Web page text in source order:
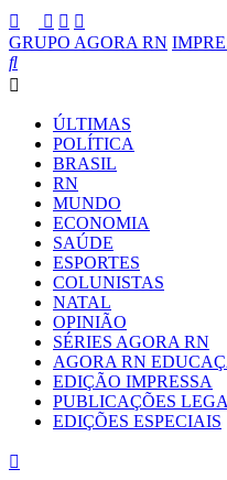
GRUPO AGORA RN
ÚLTIMAS
POLÍTICA
BRASIL
RN
MUNDO
ECONOMIA
SAÚDE
ESPORTES
COLUNISTAS
NATAL
OPINIÃO
SÉRIES AGORA RN
AGORA RN
EDIÇÃO IMPRESSA
PUBLICAÇÕES
EDIÇÕES ESPECIAIS